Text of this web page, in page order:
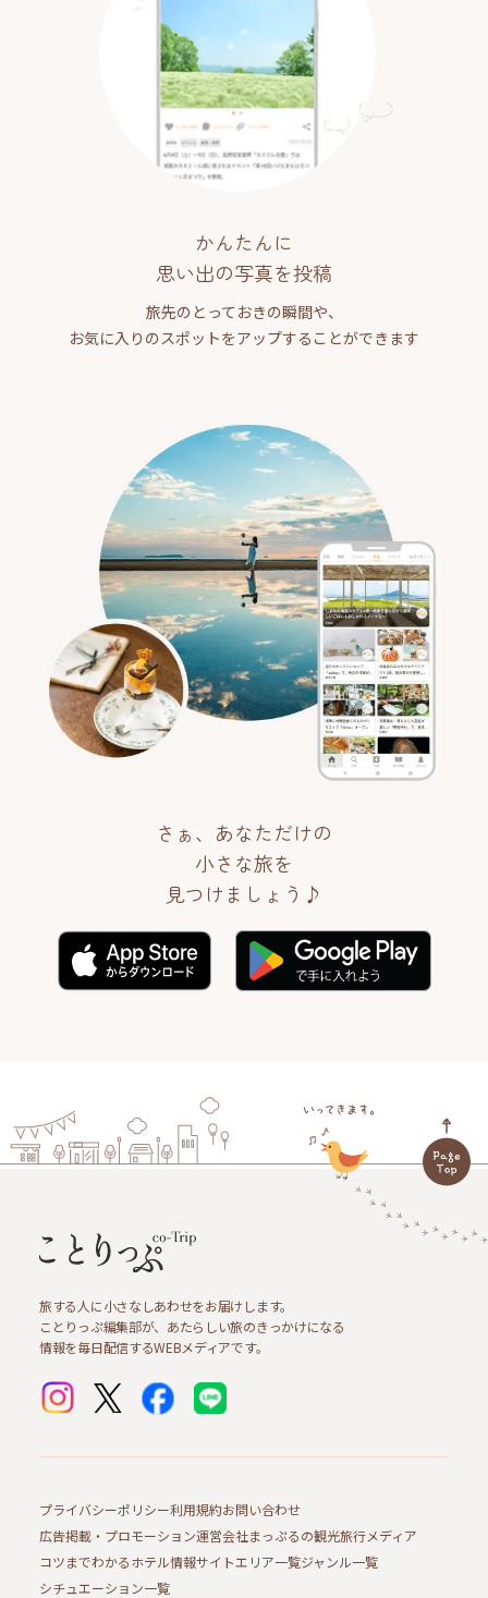
かんたんに
思い出の写真を投稿
旅先のとっておきの瞬間や、
お気に入りのスポットをアップすることができます
さぁ、あなただけの
小さな旅を
見つけましょう♪
旅する人に小さなしあわせをお届けします。
ことりっぷ編集部が、あたらしい旅のきっかけになる
情報を毎日配信するWEBメディアです。
プライバシーポリシー利用規約お問い合わせ
広告掲載・プロモーション運営会社まっぷるの観光旅行メディア
コツまでわかるホテル情報サイトエリア一覧ジャンル一覧
シチュエーション一覧